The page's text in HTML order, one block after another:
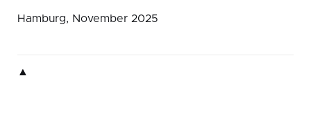
Hamburg, November 2025
▲
▲